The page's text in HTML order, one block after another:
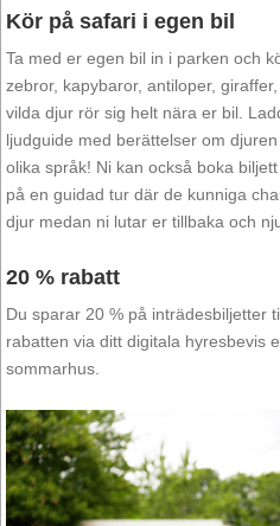
Kör på safari i egen bil
Ta med er egen bil in i parken och
zebror, kapybaror, antiloper,
vilda djur rör sig helt nära er bil.
ljudguide med berättelser om
olika språk! Ni kan också boka
på en guidad tur där de kunniga
djur medan ni lutar er tillbaka och
20 % rabatt
Du sparar 20 % på inträdesbiljetter
rabatten via ditt digitala hyresbevis
sommarhus.